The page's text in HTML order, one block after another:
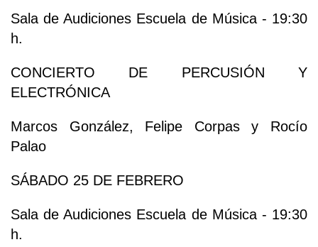
Sala de Audiciones Escuela de Música - 19:30
h.
CONCIERTO DE PERCUSIÓN Y
ELECTRÓNICA
Marcos González, Felipe Corpas y Rocío
Palao
SÁBADO 25 DE FEBRERO
Sala de Audiciones Escuela de Música - 19:30
h.